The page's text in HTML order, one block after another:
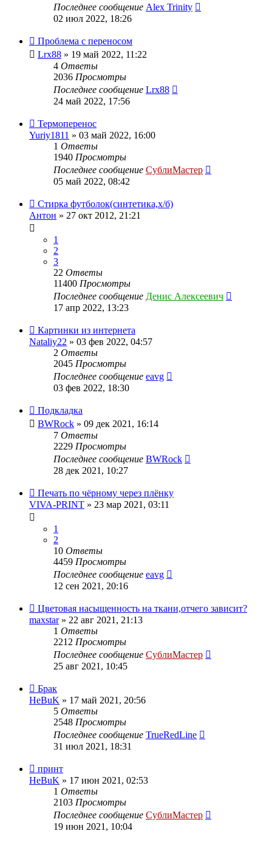
Последнее сообщение Alex Trinity
02 июл 2022, 18:26
Проблема с переносом
Lrx88 » 19 май 2022, 11:22
4 Ответы
2036 Просмотры
Последнее сообщение Lrx88
24 май 2022, 17:56
Термоперенос
Yuriy1811 » 03 май 2022, 16:00
1 Ответы
1940 Просмотры
Последнее сообщение СублиМастер
05 май 2022, 08:42
Стирка футболок(синтетика,х/б)
Антон » 27 окт 2012, 21:21
1
2
3
22 Ответы
11400 Просмотры
Последнее сообщение Денис Алексеевич
17 апр 2022, 13:23
Картинки из интернета
Nataliy22 » 03 фев 2022, 04:57
2 Ответы
2045 Просмотры
Последнее сообщение eavg
03 фев 2022, 18:30
Подкладка
BWRock » 09 дек 2021, 16:14
7 Ответы
2229 Просмотры
Последнее сообщение BWRock
28 дек 2021, 10:27
Печать по чёрному через плёнку
VIVA-PRINT » 23 мар 2021, 03:11
1
2
10 Ответы
4459 Просмотры
Последнее сообщение eavg
12 сен 2021, 20:16
Цветовая насыщенность на ткани,отчего зависит?
maxstar» 22 авг 2021, 21:13
1 Ответы
2212 Просмотры
Последнее сообщение СублиМастер
25 авг 2021, 10:45
Брак
HeBuK » 17 май 2021, 20:56
5 Ответы
2548 Просмотры
Последнее сообщение TrueRedLine
31 июл 2021, 18:31
принт
HeBuK » 17 июн 2021, 02:53
1 Ответы
2103 Просмотры
Последнее сообщение СублиМастер
19 июн 2021, 10:04